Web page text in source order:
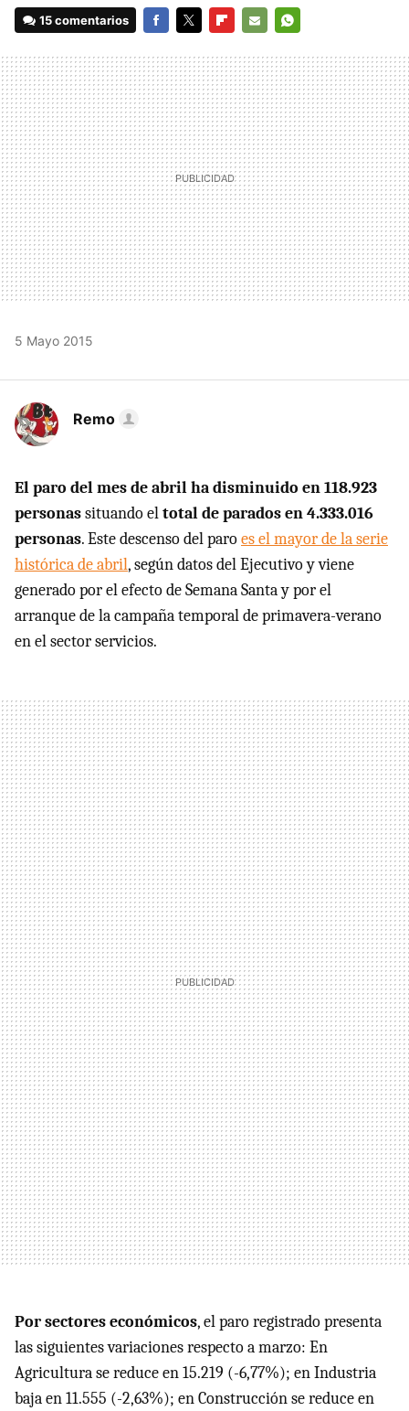
15 comentarios
MAIL
5 Mayo 2015
Remo
El paro del mes de abril ha disminuido en 118.923
personassituando eltotal de parados en 4.333.016
personas. Este descenso del paroes el mayor de la serie
histórica de abril, según datos del Ejecutivo y viene
generado por el efecto de Semana Santa y por el
arranque de la campaña temporal de primavera-verano
en el sector servicios.
Por sectores económicos, el paro registrado presenta
las siguientes variaciones respecto a marzo: En
Agricultura se reduce en 15.219 (-6,77%); en Industria
baja en 11.555 (-2,63%); en Construcción se reduce en